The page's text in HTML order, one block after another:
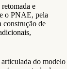
e
o PNAE, pela
construção de
do modelo